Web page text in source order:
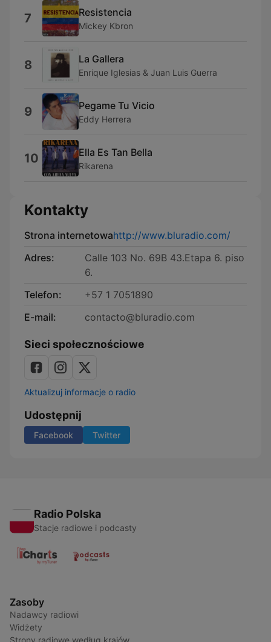
7 Resistencia
Mickey Kbron
8 La Gallera
Enrique Iglesias & Juan Luis Guerra
9 Pegame Tu Vicio
Eddy Herrera
10 Ella Es Tan Bella
Rikarena
Kontakty
Strona internetowahttp://www.bluradio.com/
Adres:
Calle 103 No. 69B 43.Etapa 6. piso
6.
Telefon:
+57 1 7051890
E-mail:
contacto@bluradio.com
Sieci społecznościowe
Aktualizuj informacje o radio
Udostępnij
Facebook Twitter
Radio Polska
Stacje radiowe i podcasty
Zasoby
Nadawcy radiowi
Widżety
Strony radiowe według krajów